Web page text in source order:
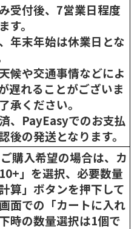
受付後、7営業日程度
す。
年末年始は休業日とな
候や交通事情などによ
遅れることがございま
承ください。
、PayEasyでのお支払
後の発送となります。
購入希望の場合は、カ
」を選択、必要数量
算」ボタンを押下して
面での「カートに入れ
時の数量選択は1個で